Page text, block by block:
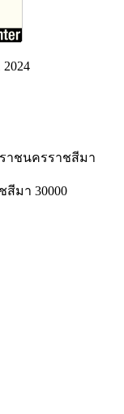
2024
าชนครราชสีมา
สีมา 30000